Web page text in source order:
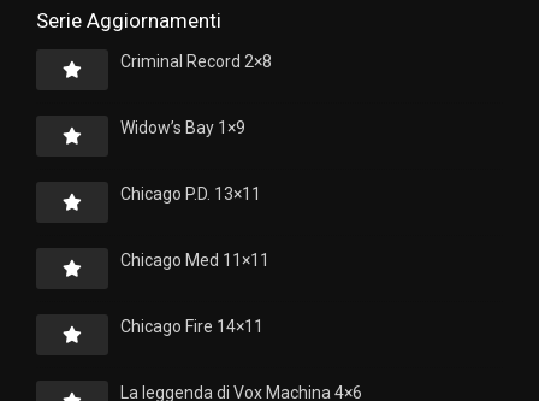
Serie Aggiornamenti
Criminal Record 2×8
Widow’s Bay 1×9
Chicago P.D. 13×11
Chicago Med 11×11
Chicago Fire 14×11
La leggenda di Vox Machina 4×6